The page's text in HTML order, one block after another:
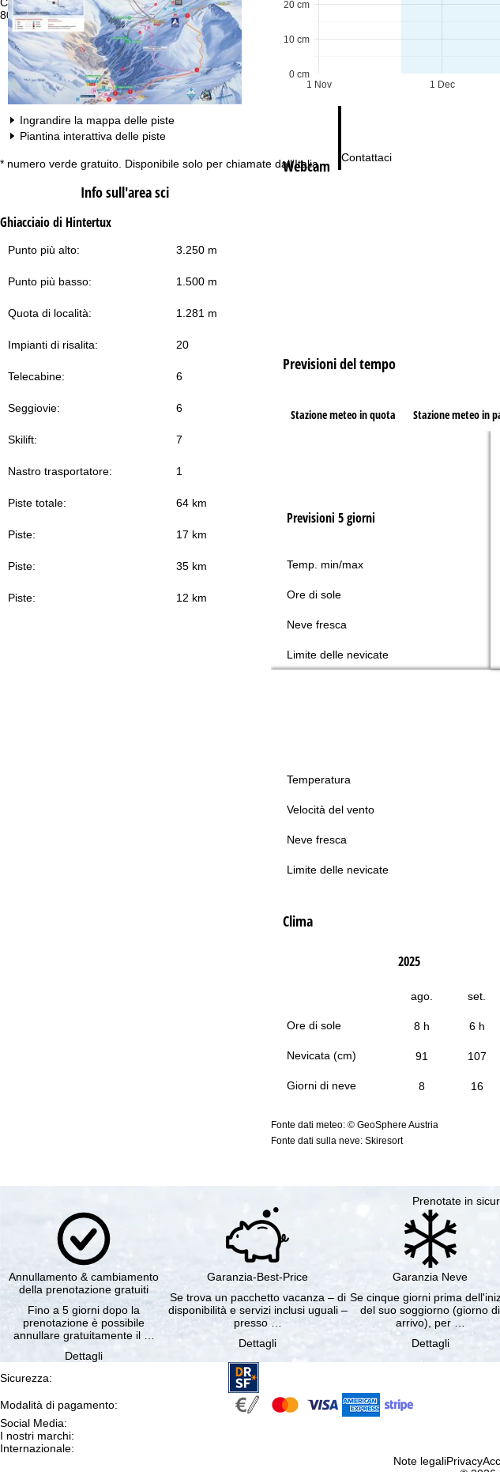
800 684382 *
* numero verde gratuito. Disponibile solo per chiamate dall’Italia
Sab-Dom:
Contattaci
Ingrandire la mappa delle piste
Piantina interattiva delle piste
Info sull'area sci
Ghiacciaio di Hintertux
Punto più alto: 3.250 m
Punto più basso: 1.500 m
Quota di località: 1.281 m
Impianti di risalita: 20
Telecabine: 6
Seggiovie: 6
Skilift: 7
Nastro trasportatore: 1
Piste totale: 64 km
Piste: 17 km
Piste: 35 km
Piste: 12 km
1 Nov 1 Dec
0 cm
10 cm
20 cm
Webcam
Previsioni del tempo
Stazione meteo in quota Stazione meteo in
Previsioni 5 giorni
Temp. min/max
Ore di sole
Neve fresca
Limite delle nevicate
Temperatura
Velocità del vento
Neve fresca
Limite delle nevicate
Clima
Ore di sole
Nevicata (cm)
Giorni di neve
2025
ago. set.
8 h 6 h
91 107
8 16
Fonte dati meteo: © GeoSphere Austria
Fonte dati sulla neve: Skiresort
Prenotate in
Annullamento & cambiamento
della prenotazione gratuiti
Fino a 5 giorni dopo la
prenotazione è possibile
annullare gratuitamente il …
Dettagli
Garanzia-Best-Price
Se trova un pacchetto vacanza – di
disponibilità e servizi inclusi uguali –
presso …
Dettagli
Garanzia Neve
Se cinque giorni prima
del suo soggiorno (giorno di
arrivo), per …
Dettagli
Sicurezza:
Modalità di pagamento:
Social Media:
I nostri marchi:
Internazionale:
Note legaliPrivacy